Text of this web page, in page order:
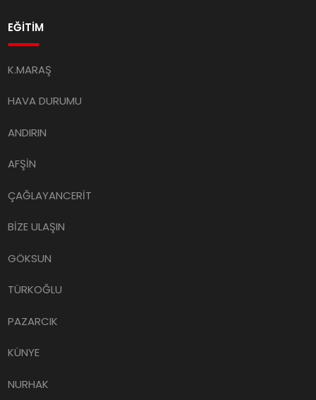
EĞİTİM
K.MARAŞ
HAVA DURUMU
ANDIRIN
AFŞİN
ÇAĞLAYANCERİT
BİZE ULAŞIN
GÖKSUN
TÜRKOĞLU
PAZARCIK
KÜNYE
NURHAK